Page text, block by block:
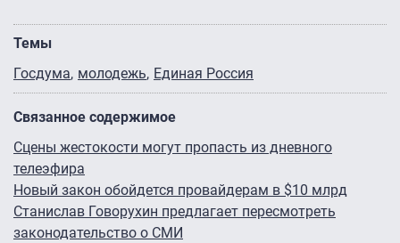
Темы
Госдума молодежь Единая Россия
Связанное содержимое
Сцены жестокости могут пропасть из дневного
телеэфира
Новый закон обойдется провайдерам в $10 млрд
Станислав Говорухин предлагает пересмотреть
законодательство о СМИ